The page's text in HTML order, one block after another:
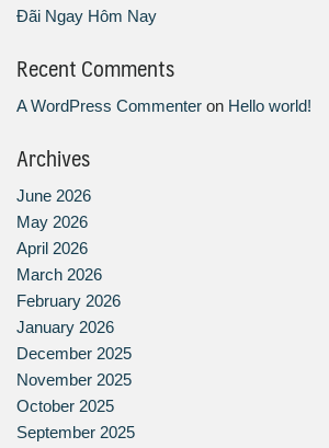
Đãi Ngay Hôm Nay
Recent Comments
A WordPress Commenter on Hello world!
Archives
June 2026
May 2026
April 2026
March 2026
February 2026
January 2026
December 2025
November 2025
October 2025
September 2025